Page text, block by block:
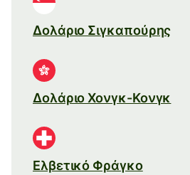
Δολάριο Σιγκαπούρης
Δολάριο Χονγκ-Κονγκ
Ελβετικό Φράγκο